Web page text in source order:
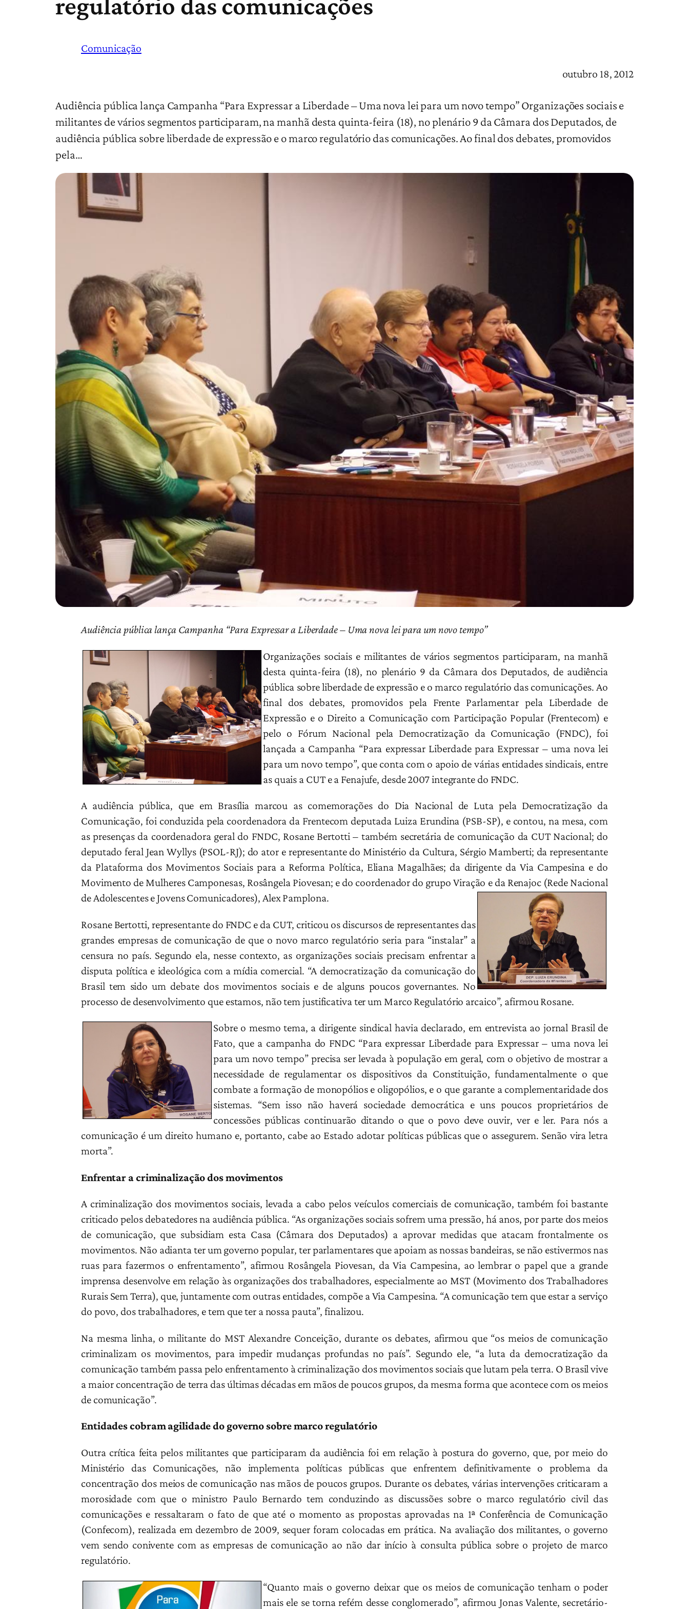
Comunicação
outubro 18, 2012
Audiência pública lança Campanha “Para Expressar a Liberdade – Uma nova lei para um novo tempo” Organizações sociais e
militantes de vários segmentos participaram, na manhã desta quinta-feira (18), no plenário 9 da Câmara dos Deputados, de
audiência pública sobre liberdade de expressão e o marco regulatório das comunicações. Ao final dos debates, promovidos
pela…
Audiência pública lança Campanha “Para Expressar a Liberdade – Uma nova lei para um novo tempo”
Organizações sociais e militantes de vários segmentos participaram, na manhã
desta quinta-feira (18), no plenário 9 da Câmara dos Deputados, de audiência
pública sobre liberdade de expressão e o marco regulatório das comunicações. Ao
final dos debates, promovidos pela Frente Parlamentar pela Liberdade de
Expressão e o Direito a Comunicação com Participação Popular (Frentecom) e
pelo o Fórum Nacional pela Democratização da Comunicação (FNDC), foi
lançada a Campanha “Para expressar Liberdade para Expressar – uma nova lei
para um novo tempo”, que conta com o apoio de várias entidades sindicais, entre
as quais a CUT e a Fenajufe, desde 2007 integrante do FNDC.
A audiência pública, que em Brasília marcou as comemorações do Dia Nacional de Luta pela Democratização da
Comunicação, foi conduzida pela coordenadora da Frentecom deputada Luiza Erundina (PSB-SP), e contou, na mesa, com
as presenças da coordenadora geral do FNDC, Rosane Bertotti – também secretária de comunicação da CUT Nacional; do
deputado feral Jean Wyllys (PSOL-RJ); do ator e representante do Ministério da Cultura, Sérgio Mamberti; da representante
da Plataforma dos Movimentos Sociais para a Reforma Política, Eliana Magalhães; da dirigente da Via Campesina e do
Movimento de Mulheres Camponesas, Rosângela Piovesan; e do coordenador do grupo Viração e da Renajoc (Rede Nacional
de Adolescentes e Jovens Comunicadores), Alex Pamplona.
Rosane Bertotti, representante do FNDC e da CUT, criticou os discursos de representantes das
grandes empresas de comunicação de que o novo marco regulatório seria para “instalar” a
censura no país. Segundo ela, nesse contexto, as organizações sociais precisam enfrentar a
disputa política e ideológica com a mídia comercial. “A democratização da comunicação do
Brasil tem sido um debate dos movimentos sociais e de alguns poucos governantes. No
processo de desenvolvimento que estamos, não tem justificativa ter um Marco Regulatório arcaico”, afirmou Rosane.
Sobre o mesmo tema, a dirigente sindical havia declarado, em entrevista ao jornal Brasil de
Fato, que a campanha do FNDC “Para expressar Liberdade para Expressar – uma nova lei
para um novo tempo” precisa ser levada à população em geral, com o objetivo de mostrar a
necessidade de regulamentar os dispositivos da Constituição, fundamentalmente o que
combate a formação de monopólios e oligopólios, e o que garante a complementaridade dos
sistemas. “Sem isso não haverá sociedade democrática e uns poucos proprietários de
concessões públicas continuarão ditando o que o povo deve ouvir, ver e ler. Para nós a
comunicação é um direito humano e, portanto, cabe ao Estado adotar políticas públicas que o assegurem. Senão vira letra
morta”.
Enfrentar a criminalização dos movimentos
A criminalização dos movimentos sociais, levada a cabo pelos veículos comerciais de comunicação, também foi bastante
criticado pelos debatedores na audiência pública. “As organizações sociais sofrem uma pressão, há anos, por parte dos meios
de comunicação, que subsidiam esta Casa (Câmara dos Deputados) a aprovar medidas que atacam frontalmente os
movimentos. Não adianta ter um governo popular, ter parlamentares que apoiam as nossas bandeiras, se não estivermos nas
ruas para fazermos o enfrentamento”, afirmou Rosângela Piovesan, da Via Campesina, ao lembrar o papel que a grande
imprensa desenvolve em relação às organizações dos trabalhadores, especialmente ao MST (Movimento dos Trabalhadores
Rurais Sem Terra), que, juntamente com outras entidades, compõe a Via Campesina. “A comunicação tem que estar a serviço
do povo, dos trabalhadores, e tem que ter a nossa pauta”, finalizou.
Na mesma linha, o militante do MST Alexandre Conceição, durante os debates, afirmou que “os meios de comunicação
criminalizam os movimentos, para impedir mudanças profundas no país”. Segundo ele, “a luta da democratização da
comunicação também passa pelo enfrentamento à criminalização dos movimentos sociais que lutam pela terra. O Brasil vive
a maior concentração de terra das últimas décadas em mãos de poucos grupos, da mesma forma que acontece com os meios
de comunicação”.
Entidades cobram agilidade do governo sobre marco regulatório
Outra crítica feita pelos militantes que participaram da audiência foi em relação à postura do governo, que, por meio do
Ministério das Comunicações, não implementa políticas públicas que enfrentem definitivamente o problema da
concentração dos meios de comunicação nas mãos de poucos grupos. Durante os debates, várias intervenções criticaram a
morosidade com que o ministro Paulo Bernardo tem conduzindo as discussões sobre o marco regulatório civil das
comunicações e ressaltaram o fato de que até o momento as propostas aprovadas na 1ª Conferência de Comunicação
(Confecom), realizada em dezembro de 2009, sequer foram colocadas em prática. Na avaliação dos militantes, o governo
vem sendo conivente com as empresas de comunicação ao não dar início à consulta pública sobre o projeto de marco
regulatório.
“Quanto mais o governo deixar que os meios de comunicação tenham o poder
mais ele se torna refém desse conglomerado”, afirmou Jonas Valente, secretário-